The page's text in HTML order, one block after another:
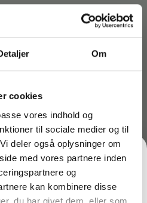
Om
cookies
vores indhold og
til sociale medier og til
deler også oplysninger om
med vores partnere inden
og
kan kombinere disse
du har givet dem, eller som